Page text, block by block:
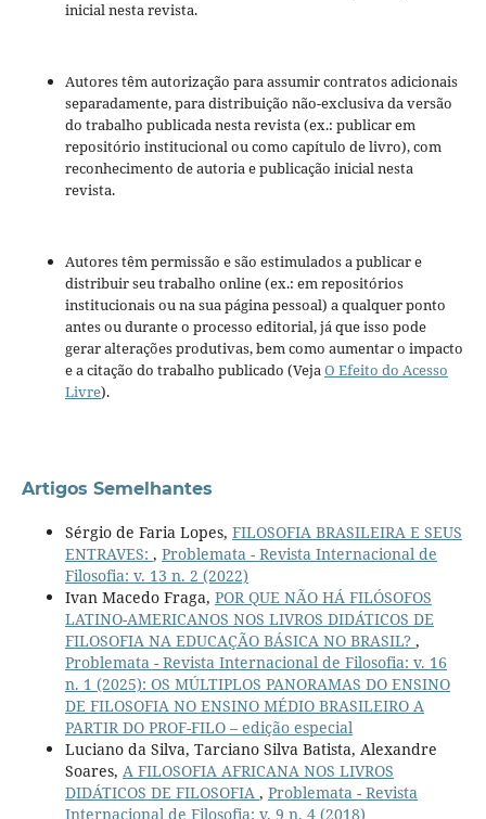
inicial nesta revista.
Autores têm autorização para assumir contratos adicionais
separadamente, para distribuição não-exclusiva da versão
do trabalho publicada nesta revista (ex.: publicar em
repositório institucional ou como capítulo de livro), com
reconhecimento de autoria e publicação inicial nesta
revista.
Autores têm permissão e são estimulados a publicar e
distribuir seu trabalho online (ex.: em repositórios
institucionais ou na sua página pessoal) a qualquer ponto
antes ou durante o processo editorial, já que isso pode
gerar alterações produtivas, bem como aumentar o impacto
e a citação do trabalho publicado (VejaO Efeito do Acesso
Livre).
Artigos Semelhantes
Sérgio de Faria Lopes, FILOSOFIA BRASILEIRA E SEUS
ENTRAVES: , Problemata - Revista Internacional de
Filosofia: v. 13 n. 2 (2022)
Ivan Macedo Fraga, POR QUE NÃO HÁ FILÓSOFOS
LATINO-AMERICANOS NOS LIVROS DIDÁTICOS DE
FILOSOFIA NA EDUCAÇÃO BÁSICA NO BRASIL? ,
Problemata - Revista Internacional de Filosofia: v. 16
n. 1 (2025): OS MÚLTIPLOS PANORAMAS DO ENSINO
DE FILOSOFIA NO ENSINO MÉDIO BRASILEIRO A
PARTIR DO PROF-FILO – edição especial
Luciano da Silva, Tarciano Silva Batista, Alexandre
Soares, A FILOSOFIA AFRICANA NOS LIVROS
DIDÁTICOS DE FILOSOFIA , Problemata - Revista
Internacional de Filosofia: v. 9 n. 4 (2018)